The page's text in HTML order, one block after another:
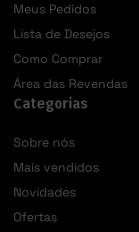
Meus Pedidos
Lista de Desejos
Como Comprar
Área das Revendas
Categorias
Sobre nós
Mais vendidos
Novidades
Ofertas